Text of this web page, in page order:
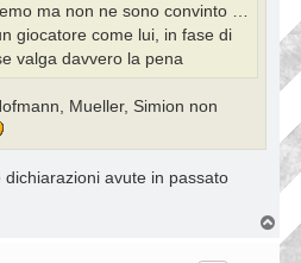
ma non ne sono convinto …
giocatore come lui, in fase di
valga davvero la pena
Mueller, Simion non
avute in passato
o